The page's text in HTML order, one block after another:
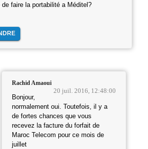
de faire la portabilité a Méditel?
Rachid Amaoui
20 juil. 2016, 12:48:00
Bonjour,
normalement oui. Toutefois, il y a
de fortes chances que vous
recevez la facture du forfait de
Maroc Telecom pour ce mois de
juillet